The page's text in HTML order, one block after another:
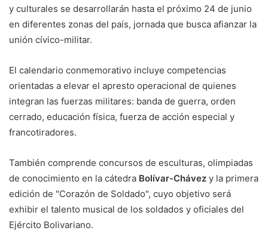
y culturales se desarrollarán hasta el próximo 24 de junio
en diferentes zonas del país, jornada que busca afianzar la
unión cívico-militar.
El calendario conmemorativo incluye competencias
orientadas a elevar el apresto operacional de quienes
integran las fuerzas militares: banda de guerra, orden
cerrado, educación física, fuerza de acción especial y
francotiradores.
También comprende concursos de esculturas, olimpiadas
de conocimiento en la cátedra Bolívar-Chávez y la primera
edición de "Corazón de Soldado", cuyo objetivo será
exhibir el talento musical de los soldados y oficiales del
Ejército Bolivariano.